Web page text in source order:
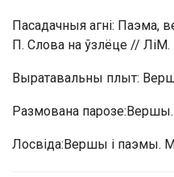
Пасадачныя агні: Паэма,
П. Слова на ўзлёце // ЛіМ.
Выратавальны плыт:
Размована парозе:Вершы.
Лосвіда:Вершы і паэмы.